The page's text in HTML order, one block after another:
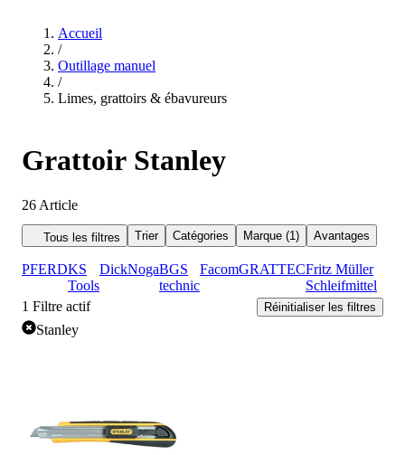
Accueil
/
Outillage manuel
/
Limes, grattoirs & ébavureurs
Grattoir Stanley
26 Article
Tous les filtres Trier Catégories Marque (1) Avantages
PFERDKS
Tools
DickNogaBGS
technic
FacomGRATTECFritz Müller
Schleifmittel
1 Filtre actif Réinitialiser les filtres
Stanley